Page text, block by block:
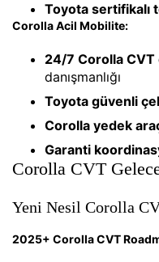
Toyota sertifikalı
Corolla Acil Mobilite:
24/7 Corolla CVT
danışmanlığı
Toyota güvenli
Corolla yedek
Garanti
Corolla CVT
Yeni Nesil Corolla
2025+ Corolla CVT